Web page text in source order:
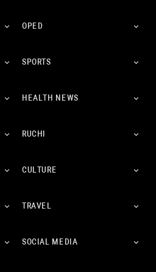
OPED
SPORTS
HEALTH NEWS
RUCHI
CULTURE
TRAVEL
SOCIAL MEDIA